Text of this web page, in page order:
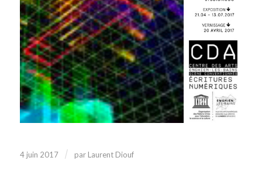
4 juin 2017 / par Laurent Diouf